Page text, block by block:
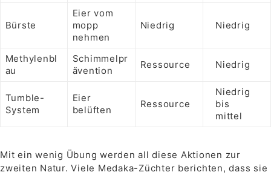
Bürste
Eier vom
mopp
nehmen
Niedrig Niedrig
Methylenbl
au
Schimmelpr
ävention
Ressource Niedrig
Tumble-
System
Eier
belüften
Ressource
Niedrig
bis
mittel
Mit ein wenig Übung werden all diese Aktionen zur
zweiten Natur. Viele Medaka-Züchter berichten, dass sie